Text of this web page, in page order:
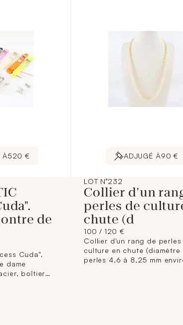
À520 €
de
Cuda".
dame
boîtier
ADJUGÉ À90 €
LOT N°232
Collier d'un
perles de
chute (d
100 / 120 €
Collier d'un rang de perles
culture en chute (diamètre
perles 4,6 à 8,25 mm